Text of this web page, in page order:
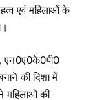
एवं महिलाओं के
एन0ए0के0पी0
की दिशा में
महिलाओं की